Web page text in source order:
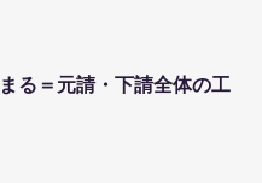
る＝元請・下請全体の工